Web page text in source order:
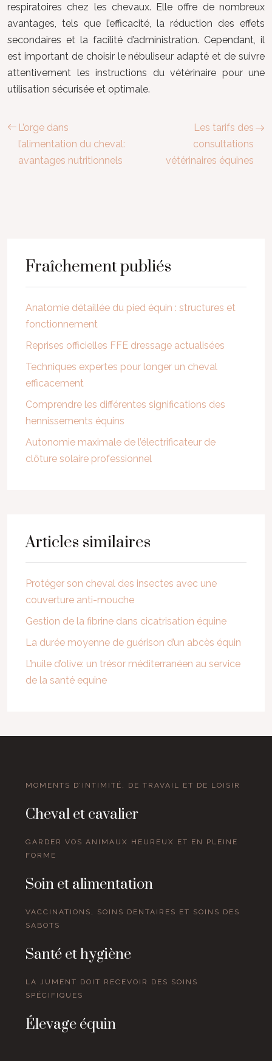
respiratoires chez les chevaux. Elle offre de nombreux
avantages, tels que l’efficacité, la réduction des effets
secondaires et la facilité d’administration. Cependant, il
est important de choisir le nébuliseur adapté et de suivre
attentivement les instructions du vétérinaire pour une
utilisation sécurisée et optimale.
L’orge dans
l’alimentation du cheval:
avantages nutritionnels
Les tarifs des
consultations
vétérinaires équines
Fraîchement publiés
Anatomie détaillée du pied équin : structures et
fonctionnement
Reprises officielles FFE dressage actualisées
Techniques expertes pour longer un cheval
efficacement
Comprendre les différentes significations des
hennissements équins
Autonomie maximale de l’électrificateur de
clôture solaire professionnel
Articles similaires
Protéger son cheval des insectes avec une
couverture anti-mouche
Gestion de la fibrine dans cicatrisation équine
La durée moyenne de guérison d’un abcès équin
L’huile d’olive: un trésor méditerranéen au service
de la santé equine
MOMENTS D’INTIMITÉ, DE TRAVAIL ET DE LOISIR
Cheval et cavalier
GARDER VOS ANIMAUX HEUREUX ET EN PLEINE
FORME
Soin et alimentation
VACCINATIONS, SOINS DENTAIRES ET SOINS DES
SABOTS
Santé et hygiène
LA JUMENT DOIT RECEVOIR DES SOINS
SPÉCIFIQUES
Élevage équin